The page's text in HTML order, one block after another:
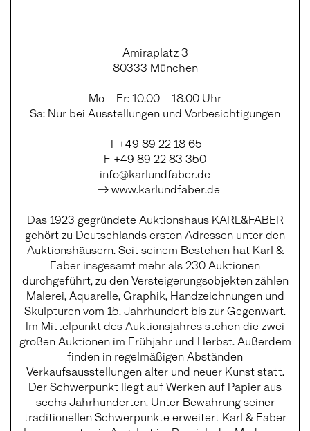
Amiraplatz 3
80333 München
Mo – Fr: 10.00 – 18.00 Uhr
Sa: Nur bei Ausstellungen und Vorbesichtigungen
T +49 89 22 18 65
F +49 89 22 83 350
info@karlundfaber.de
→ www.karlundfaber.de
Das 1923 gegründete Auktionshaus KARL&FABER
gehört zu Deutschlands ersten Adressen unter den
Auktionshäusern. Seit seinem Bestehen hat Karl &
Faber insgesamt mehr als 230 Auktionen
durchgeführt, zu den Versteigerungsobjekten zählen
Malerei, Aquarelle, Graphik, Handzeichnungen und
Skulpturen vom 15. Jahrhundert bis zur Gegenwart.
Im Mittelpunkt des Auktionsjahres stehen die zwei
großen Auktionen im Frühjahr und Herbst. Außerdem
finden in regelmäßigen Abständen
Verkaufsausstellungen alter und neuer Kunst statt.
Der Schwerpunkt liegt auf Werken auf Papier aus
sechs Jahrhunderten. Unter Bewahrung seiner
traditionellen Schwerpunkte erweitert Karl & Faber